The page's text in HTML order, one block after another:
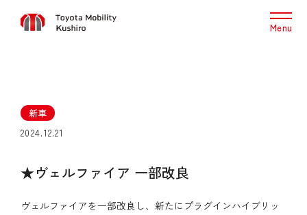
Menu
新車
2024.12.21
★ヴェルファイア 一部改良
ヴェルファイアを一部改良し、新たにプラグインハイブリッ